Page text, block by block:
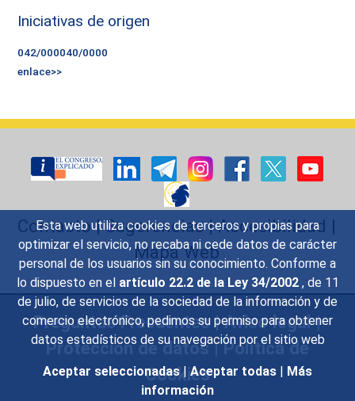
Esta web utiliza cookies de terceros y propias para
optimizar el servicio, no recaba ni cede datos de carácter
personal de los usuarios sin su conocimiento. Conforme a
lo dispuesto en el artículo 22.2 de la Ley 34/2002 , de 11
de julio, de servicios de la sociedad de la información y de
comercio electrónico, pedimos su permiso para obtener
datos estadísticos de su navegación por el sitio web
Aceptar seleccionadas | Aceptar todas | Más
información
Iniciativas de origen
042/000040/0000
enlace>>
Contacto|Sugerencias|Accesibilidad |
Mapa Web
Preguntas Frecuentes|Aviso legal|
Protección de datos|Política de
Cookies